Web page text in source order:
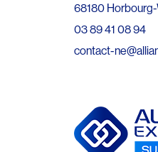
68180
03 89 41 08 94
contact-